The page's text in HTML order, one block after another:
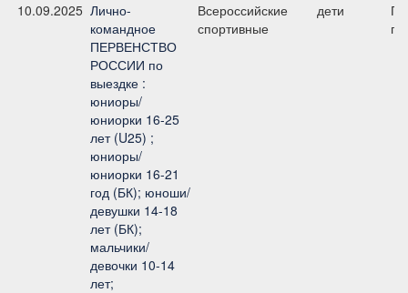
10.09.2025 Лично-
командное
ПЕРВЕНСТВО
РОССИИ по
выездке :
юниоры/
юниорки 16-25
лет (U25) ;
юниоры/
юниорки 16-21
год (БК); юноши/
девушки 14-18
лет (БК);
мальчики/
девочки 10-14
лет;
Всероссийские
спортивные
дети